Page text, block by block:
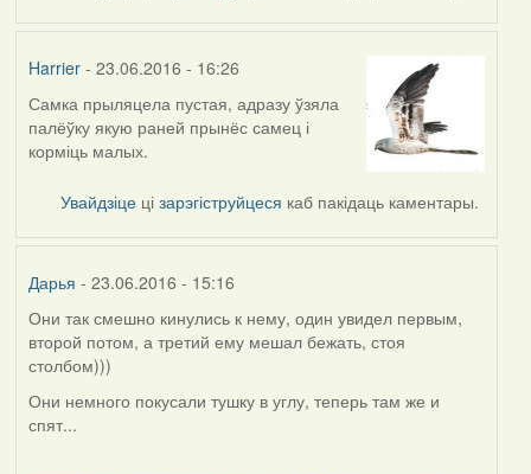
Harrier- 23.06.2016 - 16:26
Самка прыляцела пустая, адразу ўзяла
палёўку якую раней прынёс самец і
корміць малых.
Увайдзіце цізарэгіструйцеся каб пакідаць каментары.
Дарья - 23.06.2016 - 15:16
Они так смешно кинулись к нему, один увидел первым,
второй потом, а третий ему мешал бежать, стоя
столбом)))
Они немного покусали тушку в углу, теперь там же и
спят...